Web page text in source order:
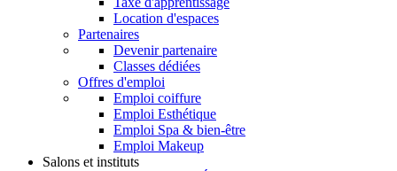
Location d'espaces
Partenaires
Devenir partenaire
Classes dédiées
Offres d'emploi
Emploi coiffure
Emploi Esthétique
Emploi Spa & bien-être
Emploi Makeup
Salons et instituts